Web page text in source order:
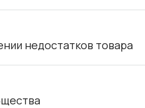
недостатков товара